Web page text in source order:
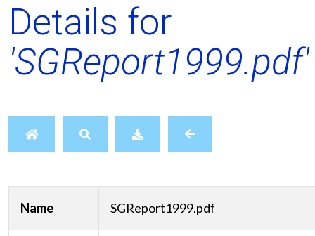
Details for
'SGReport1999.pdf'
Name SGReport1999.pdf